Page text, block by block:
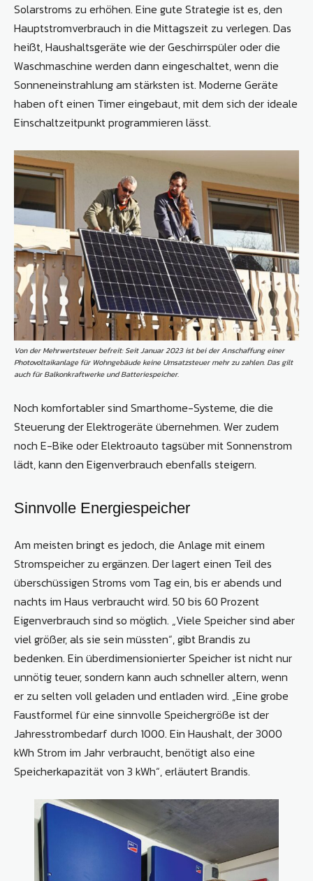
Solarstroms zu erhöhen. Eine gute Strategie ist es, den
Hauptstromverbrauch in die Mittagszeit zu verlegen. Das
heißt, Haushaltsgeräte wie der Geschirrspüler oder die
Waschmaschine werden dann eingeschaltet, wenn die
Sonneneinstrahlung am stärksten ist. Moderne Geräte
haben oft einen Timer eingebaut, mit dem sich der ideale
Einschaltzeitpunkt programmieren lässt.
Von der Mehrwertsteuer befreit: Seit Januar 2023 ist bei der Anschaffung einer
Photovoltaikanlage für Wohngebäude keine Umsatzsteuer mehr zu zahlen. Das gilt
auch für Balkonkraftwerke und Batteriespeicher.
Noch komfortabler sind Smarthome-Systeme, die die
Steuerung der Elektrogeräte übernehmen. Wer zudem
noch E-Bike oder Elektroauto tagsüber mit Sonnenstrom
lädt, kann den Eigenverbrauch ebenfalls steigern.
Sinnvolle Energiespeicher
Am meisten bringt es jedoch, die Anlage mit einem
Stromspeicher zu ergänzen. Der lagert einen Teil des
überschüssigen Stroms vom Tag ein, bis er abends und
nachts im Haus verbraucht wird. 50 bis 60 Prozent
Eigenverbrauch sind so möglich. „Viele Speicher sind aber
viel größer, als sie sein müssten“, gibt Brandis zu
bedenken. Ein überdimensionierter Speicher ist nicht nur
unnötig teuer, sondern kann auch schneller altern, wenn
er zu selten voll geladen und entladen wird. „Eine grobe
Faustformel für eine sinnvolle Speichergröße ist der
Jahresstrombedarf durch 1000. Ein Haushalt, der 3000
kWh Strom im Jahr verbraucht, benötigt also eine
Speicherkapazität von 3 kWh“, erläutert Brandis.